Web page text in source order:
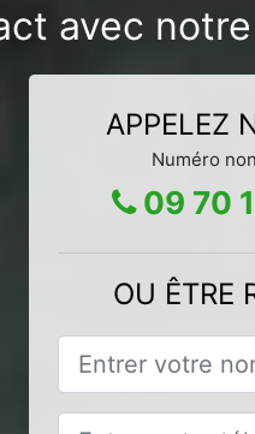
avec
APPELEZ
Numéro
09 70
OU ÊTRE